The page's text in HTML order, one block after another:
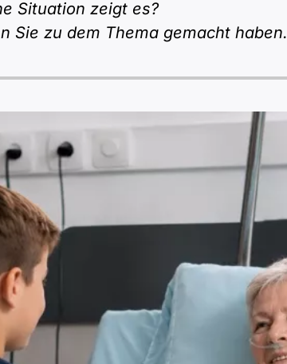
Situation zeigt es?
Sie zu dem Thema gemacht haben.